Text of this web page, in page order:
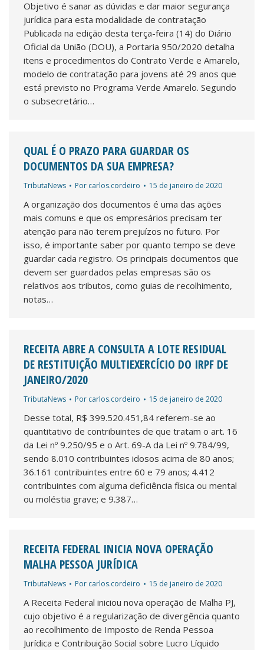
Objetivo é sanar as dúvidas e dar maior segurança
jurídica para esta modalidade de contratação
Publicada na edição desta terça-feira (14) do Diário
Oficial da União (DOU), a Portaria 950/2020 detalha
itens e procedimentos do Contrato Verde e Amarelo,
modelo de contratação para jovens até 29 anos que
está previsto no Programa Verde Amarelo. Segundo
o subsecretário…
QUAL É O PRAZO PARA GUARDAR OS
DOCUMENTOS DA SUA EMPRESA?
TributaNews Por carlos.cordeiro 15 de janeiro de 2020
A organização dos documentos é uma das ações
mais comuns e que os empresários precisam ter
atenção para não terem prejuízos no futuro. Por
isso, é importante saber por quanto tempo se deve
guardar cada registro. Os principais documentos que
devem ser guardados pelas empresas são os
relativos aos tributos, como guias de recolhimento,
notas…
RECEITA ABRE A CONSULTA A LOTE RESIDUAL
DE RESTITUIÇÃO MULTIEXERCÍCIO DO IRPF DE
JANEIRO/2020
TributaNews Por carlos.cordeiro 15 de janeiro de 2020
Desse total, R$ 399.520.451,84 referem-se ao
quantitativo de contribuintes de que tratam o art. 16
da Lei nº 9.250/95 e o Art. 69-A da Lei nº 9.784/99,
sendo 8.010 contribuintes idosos acima de 80 anos;
36.161 contribuintes entre 60 e 79 anos; 4.412
contribuintes com alguma deficiência física ou mental
ou moléstia grave; e 9.387…
RECEITA FEDERAL INICIA NOVA OPERAÇÃO
MALHA PESSOA JURÍDICA
TributaNews Por carlos.cordeiro 15 de janeiro de 2020
A Receita Federal iniciou nova operação de Malha PJ,
cujo objetivo é a regularização de divergência quanto
ao recolhimento de Imposto de Renda Pessoa
Jurídica e Contribuição Social sobre Lucro Líquido